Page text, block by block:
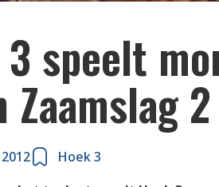
3 speelt
Zaamslag 2
Hoek 3